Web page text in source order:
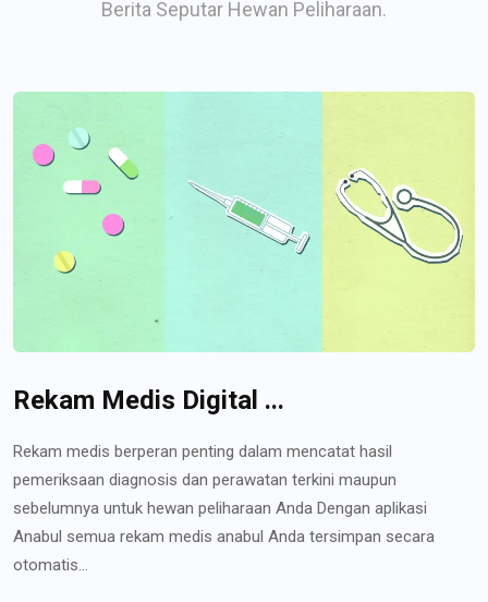
Berita Seputar Hewan Peliharaan.
Rekam Medis Digital ...
Rekam medis berperan penting dalam mencatat hasil
pemeriksaan diagnosis dan perawatan terkini maupun
sebelumnya untuk hewan peliharaan Anda Dengan aplikasi
Anabul semua rekam medis anabul Anda tersimpan secara
otomatis...